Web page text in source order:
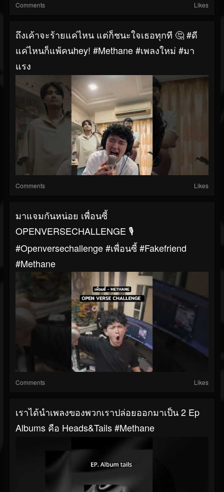
Comments Likes
ถึงเค้าจะร้ายแค่ไหน แต่ก็ชนะใจเธอทุกที 🤔 #ดี
แค่ไหนก็แพ้คนhey! #Methane #เพลงใหม่ #มา
แรง
Comments Likes
มาแจมกันหน่อย เพื่อนซี้
OPENVERSECHALLENGE 🎙️
#openversechallenge #เพื่อนซี้ #fakefriend
#methane
Comments Likes
เราได้นำเพลงของพวกเราปล่อยออกมาเป็น 2 Ep
Albums คือ Heads&tails #methane